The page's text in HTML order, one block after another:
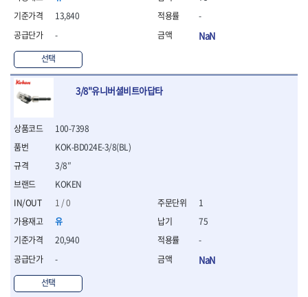
- 절연니퍼
- 절연드라이버교체날
- 절연공구세트
- 절연라쳇렌치
- 절연라쳇렌치세트
- 절연아답타
- 절연펀치
- 기타
- 방폭연결대
- 방폭옵셋렌치
- 방폭니퍼
- 방폭펜치
- 방폭가위
- 방폭렌치
- 방폭스패너
- 방폭비트소켓
13,840
-
선택
-
NaN
3/8"유니버셜비트아답타
100-7398
KOKEN
1 / 0
유
20,940
-
선택
KOK-BD024E-3/8(BL)
3/8″
1
75
-
NaN